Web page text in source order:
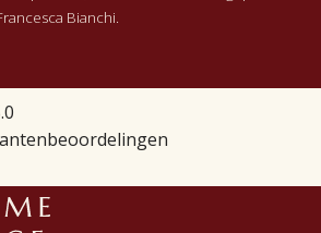
Bianchi.